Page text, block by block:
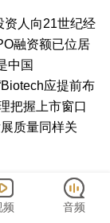
资人向21世纪经
融资额已位居
中国
应提前布
把握上市窗口
质量同样关
向IPO保荐人
需严守质量底
频 音频